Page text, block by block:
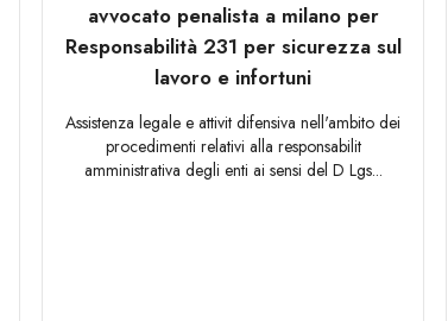
avvocato penalista a milano per
Responsabilità 231 per sicurezza sul
lavoro e infortuni
Assistenza legale e attivit difensiva nell'ambito dei
procedimenti relativi alla responsabilit
amministrativa degli enti ai sensi del D Lgs...